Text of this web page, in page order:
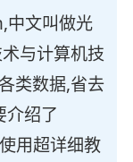
文叫做光
与计算机技
类数据,省去
介绍了
用超详细教